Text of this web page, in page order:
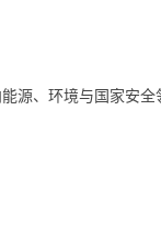
源、环境与国家安全